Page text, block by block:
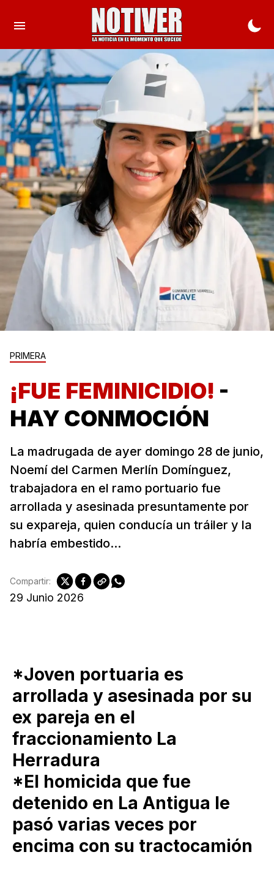
PRIMERA
¡FUE FEMINICIDIO! -
HAY CONMOCIÓN
La madrugada de ayer domingo 28 de junio,
Noemí del Carmen Merlín Domínguez,
trabajadora en el ramo portuario fue
arrollada y asesinada presuntamente por
su expareja, quien conducía un tráiler y la
habría embestido...
29 Junio 2026
Compartir:
*Joven portuaria es
arrollada y asesinada por su
ex pareja en el
fraccionamiento La
Herradura
*El homicida que fue
detenido en La Antigua le
pasó varias veces por
encima con su tractocamión